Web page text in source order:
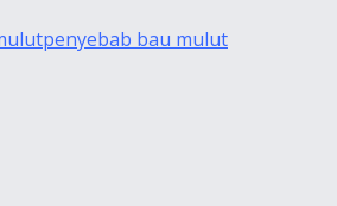
penyebab bau mulut